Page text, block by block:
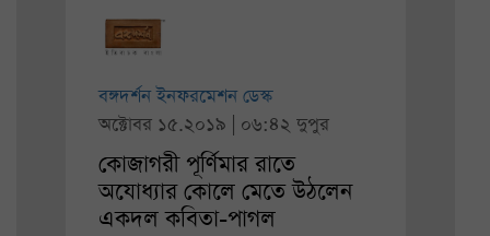
বঙ্গদর্শন ইনফরমেশন ডেস্ক
অক্টোবর ১৫.২০১৯ | ০৬:৪২ দুপুর
কোজাগরী পূর্ণিমার রাতে
অযোধ্যার কোলে মেতে উঠলেন
একদল কবিতা-পাগল